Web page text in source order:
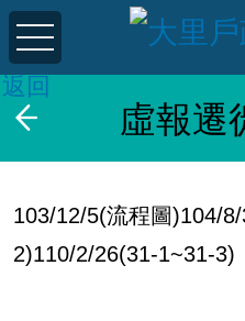
虛報遷
返回
103/12/5(流程圖)104/
2)110/2/26(31-1~31-3)